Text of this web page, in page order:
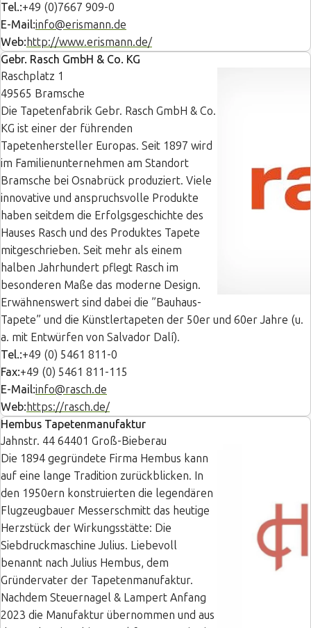
Tel.:+49 (0)7667 909-0
E-Mail:info@erismann.de
Web: http://www.erismann.de/
Gebr. Rasch GmbH & Co. KG
Raschplatz 1
49565 Bramsche
Die Tapetenfabrik Gebr. Rasch GmbH & Co.
KG ist einer der führenden
Tapetenhersteller Europas. Seit 1897 wird
im Familienunternehmen am Standort
Bramsche bei Osnabrück produziert. Viele
innovative und anspruchsvolle Produkte
haben seitdem die Erfolgsgeschichte des
Hauses Rasch und des Produktes Tapete
mitgeschrieben. Seit mehr als einem
halben Jahrhundert pflegt Rasch im
besonderen Maße das moderne Design.
Erwähnenswert sind dabei die ”Bauhaus-
Tapete” und die Künstlertapeten der 50er und 60er Jahre (u.
a. mit Entwürfen von Salvador Dalí).
Tel.:+49 (0) 5461 811-0
Fax:+49 (0) 5461 811-115
E-Mail:info@rasch.de
Web: https://rasch.de/
Hembus Tapetenmanufaktur
Jahnstr. 44 64401 Groß-Bieberau
Die 1894 gegründete Firma Hembus kann
auf eine lange Tradition zurückblicken. In
den 1950ern konstruierten die legendären
Flugzeugbauer Messerschmitt das heutige
Herzstück der Wirkungsstätte: Die
Siebdruckmaschine Julius. Liebevoll
benannt nach Julius Hembus, dem
Gründervater der Tapetenmanufaktur.
Nachdem Steuernagel & Lampert Anfang
2023 die Manufaktur übernommen und aus